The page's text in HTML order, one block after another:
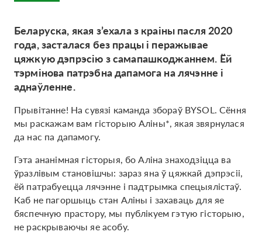
Беларуска, якая з’ехала з краіны пасля 2020
года, засталася без працы і перажывае
цяжкую дэпрэсію з самапашкоджаннем. Ёй
тэрмінова патрэбна дапамога на лячэнне і
аднаўленне.
Прывітанне! На сувязі каманда збораў BYSOL. Сёння
мы раскажам вам гісторыю Аліны*, якая звярнулася
да нас па дапамогу.
Гэта ананімная гісторыя, бо Аліна знаходзіцца ва
ўразлівым становішчы: зараз яна ў цяжкай дэпрэсіі,
ёй патрабуецца лячэнне і падтрымка спецыялістаў.
Каб не пагоршыць стан Аліны і захаваць для яе
бяспечную прастору, мы публікуем гэтую гісторыю,
не раскрываючы яе асобу.